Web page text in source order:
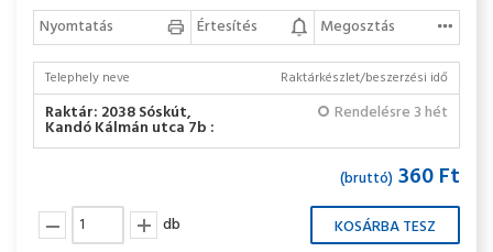
Nyomtatás
Értesítés Megosztás
Telephely neve Raktárkészlet/beszerzési idő
Raktár: 2038 Sóskút,
Kandó Kálmán utca 7b :
Rendelésre 3 hét
(bruttó) 360 Ft
db